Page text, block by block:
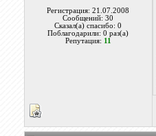
Регистрация: 21.07.2008
Сообщений: 30
Сказал(а) спасибо: 0
Поблагодарили: 0 раз(а)
Репутация: 11